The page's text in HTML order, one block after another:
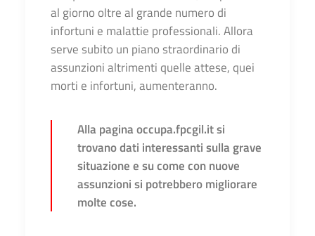
al giorno oltre al grande numero di
infortuni e malattie professionali. Allora
serve subito un piano straordinario di
assunzioni altrimenti quelle attese, quei
morti e infortuni, aumenteranno.
Alla pagina occupa.fpcgil.it si
trovano dati interessanti sulla grave
situazione e su come con nuove
assunzioni si potrebbero migliorare
molte cose.